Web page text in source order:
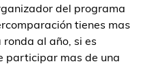
del programa
tienes mas
ronda al año, si es
participar mas de una